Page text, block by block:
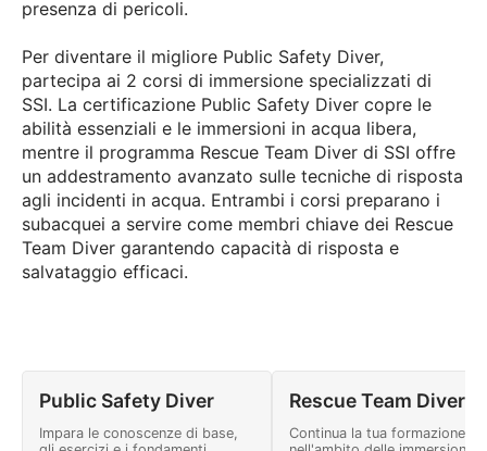
presenza di pericoli.
Per diventare il migliore Public Safety Diver,
partecipa ai 2 corsi di immersione specializzati di
SSI. La certificazione Public Safety Diver copre le
abilità essenziali e le immersioni in acqua libera,
mentre il programma Rescue Team Diver di SSI offre
un addestramento avanzato sulle tecniche di risposta
agli incidenti in acqua. Entrambi i corsi preparano i
subacquei a servire come membri chiave dei Rescue
Team Diver garantendo capacità di risposta e
salvataggio efficaci.
Public Safety Diver
Impara le conoscenze di base,
Rescue Team Diver
Continua la tua formazione